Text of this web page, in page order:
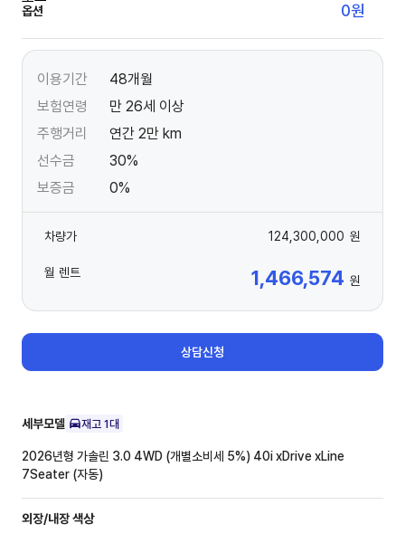
옵션 0원
이용기간
48개월
보험연령
만 26세 이상
주행거리
연간 2만 km
선수금
30%
보증금
0%
차량가 124,300,000 원
월 렌트 1,466,574 원
상담신청
세부모델 재고 1대
2026년형 가솔린 3.0 4WD (개별소비세 5%) 40i xDrive xLine
7Seater (자동)
외장/내장색상